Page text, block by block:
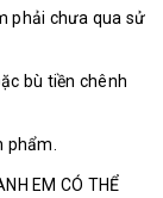
phải chưa qua sử
bù tiền chênh
phẩm.
EM CÓ THỂ